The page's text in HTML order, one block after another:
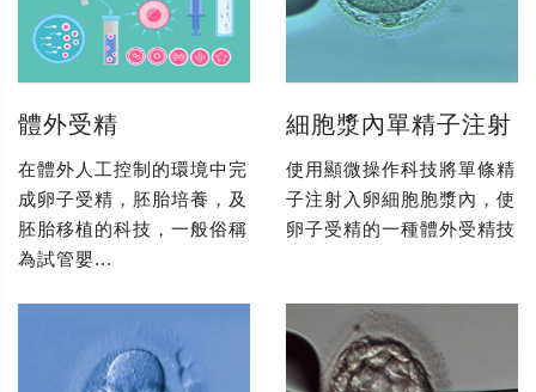
體外受精
在體外人工控制的環境中完
成卵子受精，胚胎培養，及
胚胎移植的科技，一般俗稱
為試管嬰...
細胞漿內單精子注射
使用顯微操作科技將單條精
子注射入卵細胞胞漿內，使
卵子受精的一種體外受精技